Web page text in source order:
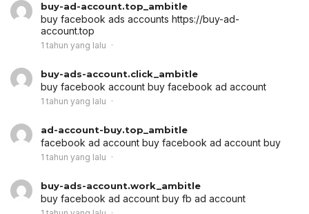
buy-ad-account.top_ambitle
buy facebook ads accounts https://buy-ad-
account.top
1 tahun yang lalu
buy-ads-account.click_ambitle
buy facebook account buy facebook ad account
1 tahun yang lalu
ad-account-buy.top_ambitle
facebook ad account buy facebook ad account buy
1 tahun yang lalu
buy-ads-account.work_ambitle
buy facebook ad account buy fb ad account